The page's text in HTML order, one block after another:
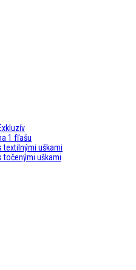
1 fľašu
textilnými uškami
točenými uškami